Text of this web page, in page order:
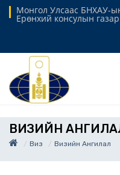
Монгол Улсаас БНХАУ-
Ерөнхий консулын газар
ВИЗИЙН
Виз Визийн Ангилал